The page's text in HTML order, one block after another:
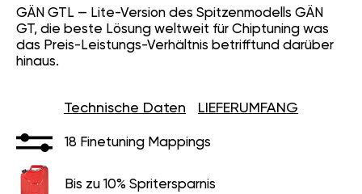
GÄN GTL — Lite-Version des Spitzenmodells GÄN
GT, die beste Lösung weltweit für Chiptuning was
das Preis-Leistungs-Verhältnis betrifftund darüber
hinaus.
Technische Daten LIEFERUMFANG
18 Finetuning Mappings
Bis zu 10% Spritersparnis